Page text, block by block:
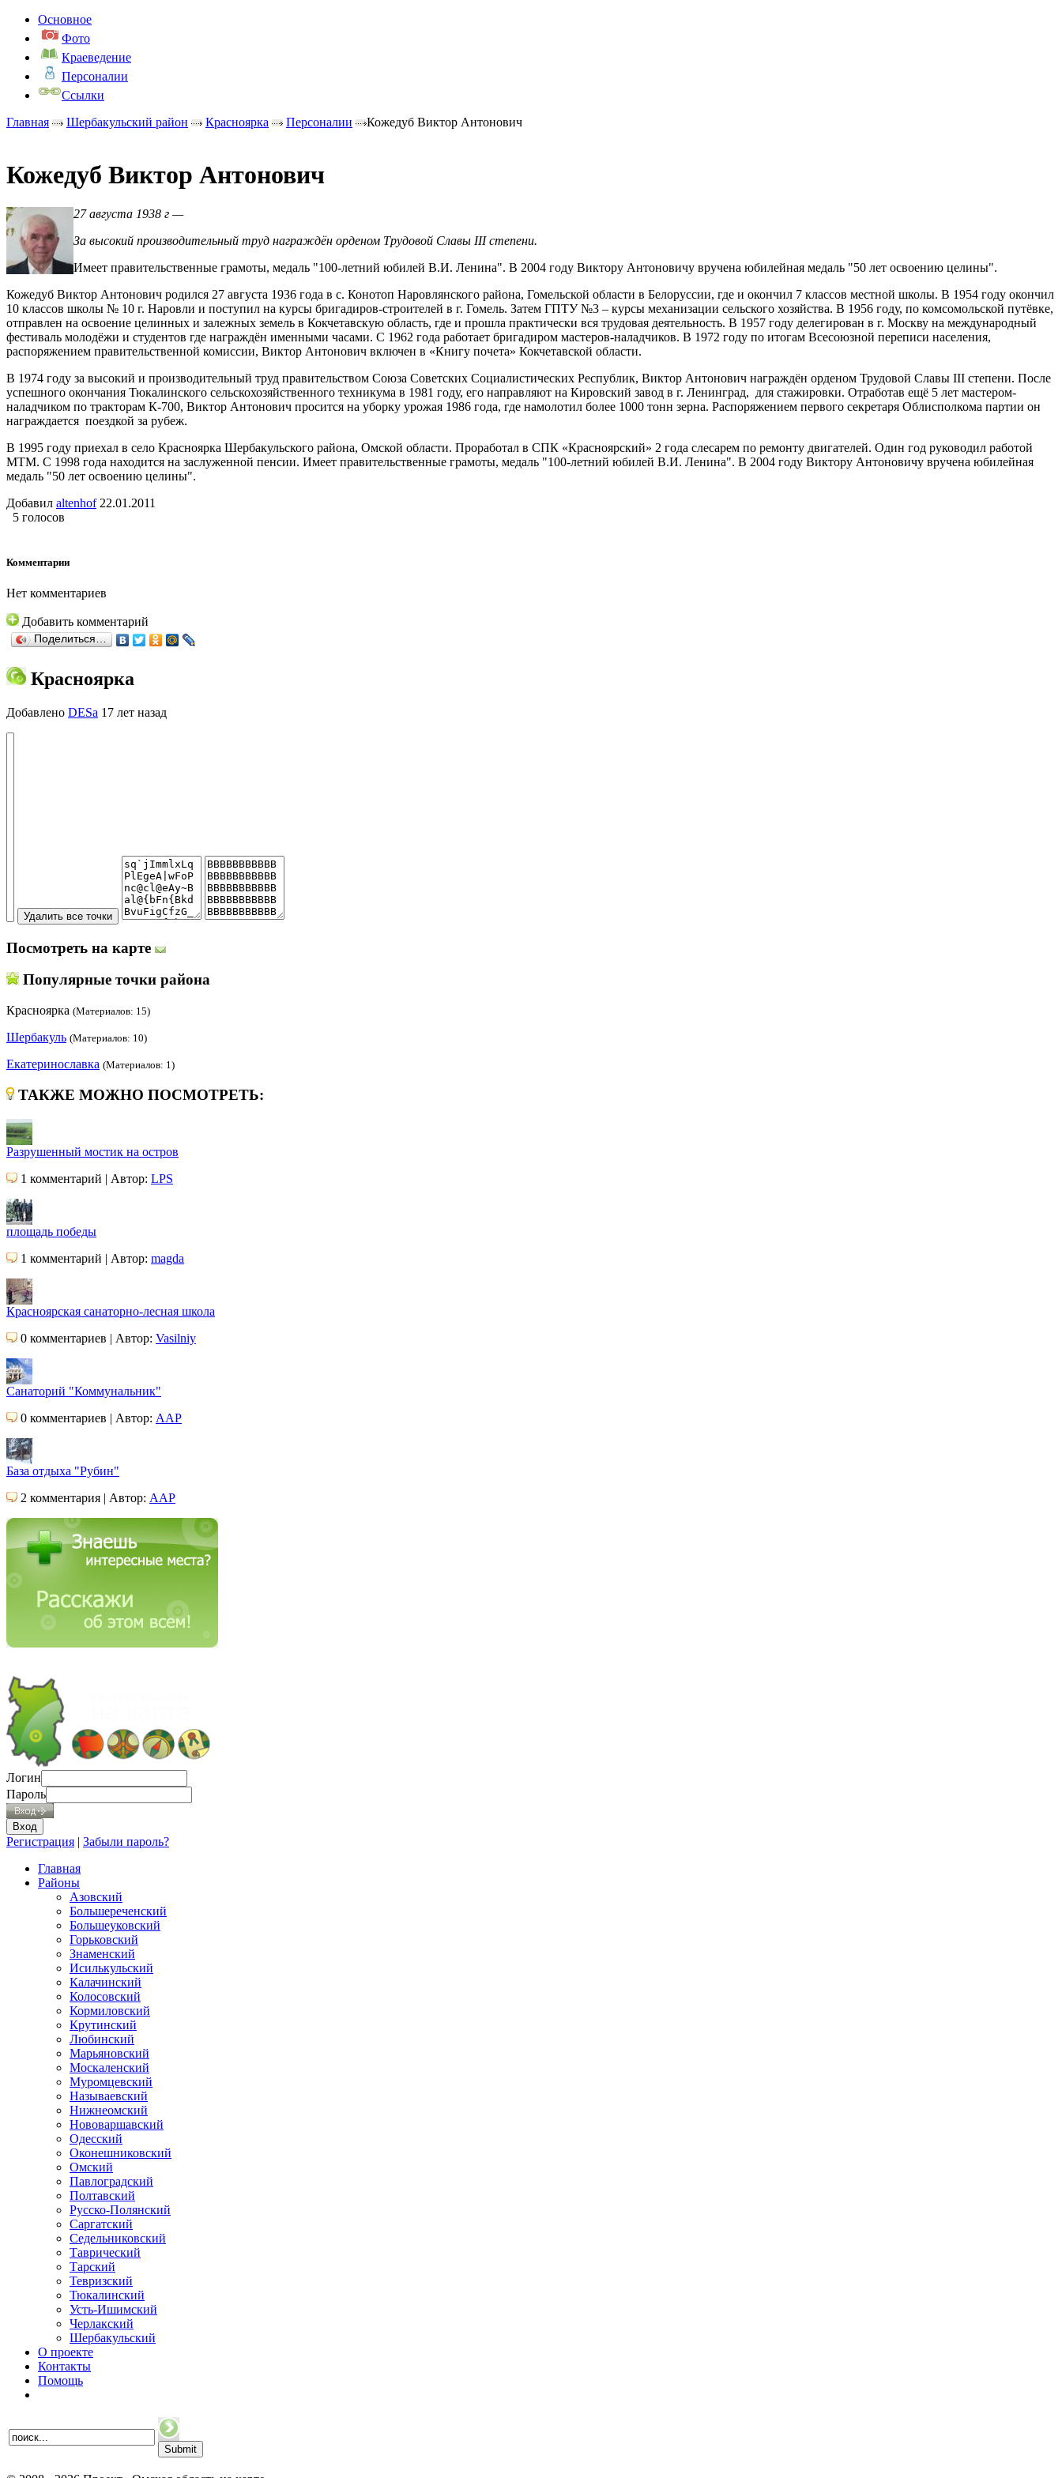
Основное
Фото
Краеведение
Персоналии
Ссылки
Главная
Шербакульский район Красноярка Персоналии Кожедуб Виктор Антонович
Кожедуб Виктор Антонович
27 августа 1938 г —
За высокий производительный труд награждён орденом Трудовой Славы III степени.
Имеет правительственные грамоты, медаль "100-летний юбилей В.И. Ленина". В 2004 году Виктору Антоновичу вручена юбилейная медаль "50 лет освоению целины".
Кожедуб Виктор Антонович родился 27 августа 1936 года в с. Конотоп Наровлянского района, Гомельской области в Белоруссии, где и окончил 7 классов местной школы. В 1954 году окончил
10 классов школы № 10 г. Наровли и поступил на курсы бригадиров-строителей в г. Гомель. Затем ГПТУ №3 – курсы механизации сельского хозяйства. В 1956 году, по комсомольской путёвке,
отправлен на освоение целинных и залежных земель в Кокчетавскую область, где и прошла практически вся трудовая деятельность. В 1957 году делегирован в г. Москву на международный
фестиваль молодёжи и студентов где награждён именными часами. С 1962 года работает бригадиром мастеров-наладчиков. В 1972 году по итогам Всесоюзной переписи населения,
распоряжением правительственной комиссии, Виктор Антонович включен в «Книгу почета» Кокчетавской области.
В 1974 году за высокий и производительный труд правительством Союза Советских Социалистических Республик, Виктор Антонович награждён орденом Трудовой Славы III степени. После
успешного окончания Тюкалинского сельскохозяйственного техникума в 1981 году, его направляют на Кировский завод в г. Ленинград, для стажировки. Отработав ещё 5 лет мастером-
наладчиком по тракторам К-700, Виктор Антонович просится на уборку урожая 1986 года, где намолотил более 1000 тонн зерна. Распоряжением первого секретаря Облисполкома партии он
награждается поездкой за рубеж.
В 1995 году приехал в село Красноярка Шербакульского района, Омской области. Проработал в СПК «Красноярский» 2 года слесарем по ремонту двигателей. Один год руководил работой
МТМ. С 1998 года находится на заслуженной пенсии. Имеет правительственные грамоты, медаль "100-летний юбилей В.И. Ленина". В 2004 году Виктору Антоновичу вручена юбилейная
медаль "50 лет освоению целины".
Добавил altenhof22.01.2011
5 голосов
Комментарии
Нет комментариев
Добавить комментарий
Поделиться…
Красноярка
Добавлено DESa 17 лет назад
Посмотреть на карте
Популярные точки района
Красноярка (Материалов: 15)
Шербакуль (Материалов: 10)
Екатеринославка (Материалов: 1)
ТАКЖЕ МОЖНО ПОСМОТРЕТЬ:
Разрушенный мостик на остров
1 комментарий | Автор: LPS
площадь победы
1 комментарий | Автор: magda
Красноярская санаторно-лесная школа
0 комментариев | Автор: Vasilniy
Санаторий "Коммунальник"
0 комментариев | Автор: AAP
База отдыха "Рубин"
2 комментария | Автор: AAP
Логин
Пароль
Регистрация | Забыли пароль?
Главная
Районы
Азовский
Большереченский
Большеуковский
Горьковский
Знаменский
Исилькульский
Калачинский
Колосовский
Кормиловский
Крутинский
Любинский
Марьяновский
Москаленский
Муромцевский
Называевский
Нижнеомский
Нововаршавский
Одесский
Оконешниковский
Омский
Павлоградский
Полтавский
Русско-Полянский
Саргатский
Седельниковский
Таврический
Тарский
Тевризский
Тюкалинский
Усть-Ишимский
Черлакский
Шербакульский
О проекте
Контакты
Помощь